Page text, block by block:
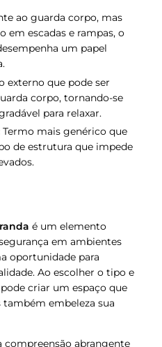
ao guarda corpo, mas
em escadas e rampas, o
um papel
externo que pode ser
corpo, tornando-se
para relaxar.
Termo mais genérico que
de estrutura que impede
é um elemento
em ambientes
oportunidade para
Ao escolher o tipo e
criar um espaço que
também embeleza sua
abrangente